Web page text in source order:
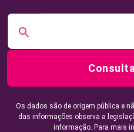
Os dados são de origem pública e
das informações observa a
informação. Para mais